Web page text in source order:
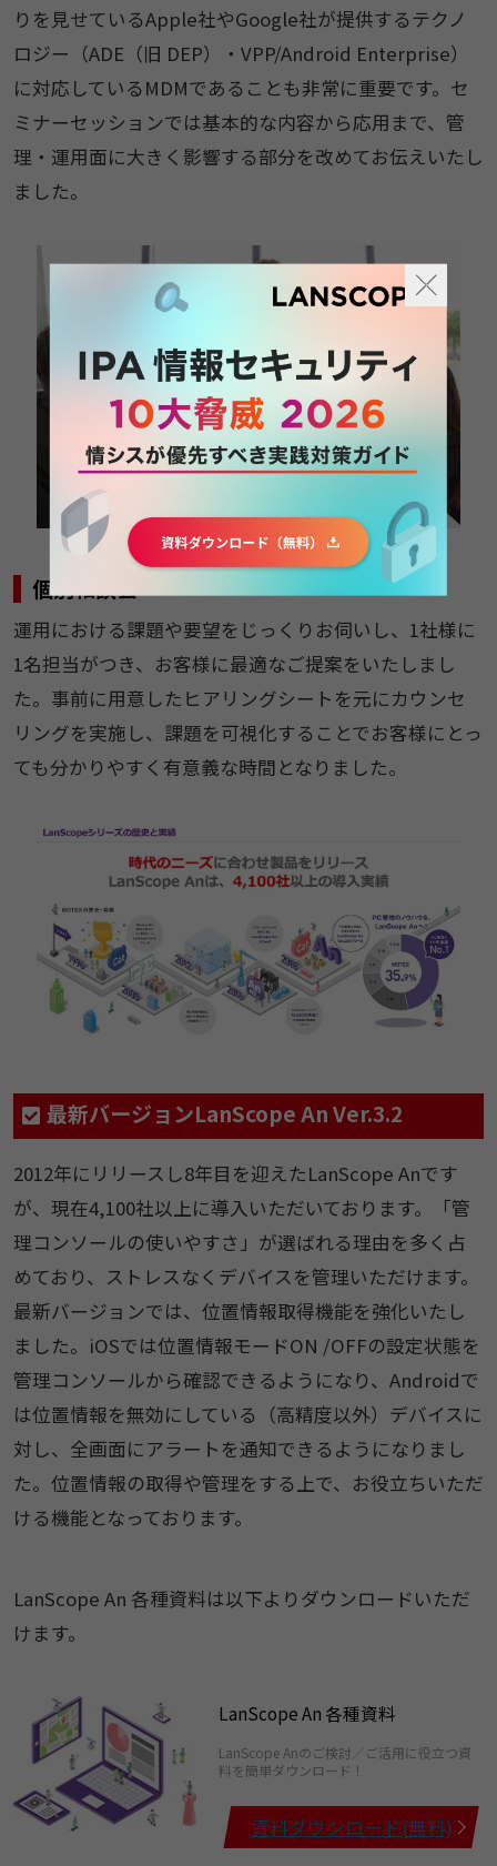
りを見せているApple社やGoogle社が提供するテクノ
ロジー（ADE（旧 DEP）・VPP/Android Enterprise）
に対応しているMDMであることも非常に重要です。セ
ミナーセッションでは基本的な内容から応用まで、管
理・運用面に大きく影響する部分を改めてお伝えいたし
ました。
個別相談会
運用における課題や要望をじっくりお伺いし、1社様に
1名担当がつき、お客様に最適なご提案をいたしまし
た。事前に用意したヒアリングシートを元にカウンセ
リングを実施し、課題を可視化することでお客様にとっ
ても分かりやすく有意義な時間となりました。
最新バージョンLanScope An Ver.3.2
2012年にリリースし8年目を迎えたLanScope Anです
が、現在4,100社以上に導入いただいております。「管
理コンソールの使いやすさ」が選ばれる理由を多く占
めており、ストレスなくデバイスを管理いただけます。
最新バージョンでは、位置情報取得機能を強化いたし
ました。iOSでは位置情報モードON /OFFの設定状態を
管理コンソールから確認できるようになり、Androidで
は位置情報を無効にしている（高精度以外）デバイスに
対し、全画面にアラートを通知できるようになりまし
た。位置情報の取得や管理をする上で、お役立ちいただ
ける機能となっております。
LanScope An 各種資料は以下よりダウンロードいただ
けます。
LanScope An 各種資料
LanScope Anのご検討／ご活用に役立つ資
料を簡単ダウンロード！
資料ダウンロード(無料)